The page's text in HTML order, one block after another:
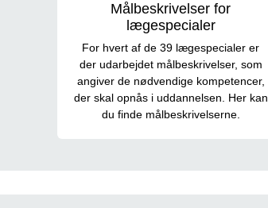
Målbeskrivelser for
lægespecialer
For hvert af de 39 lægespecialer er
der udarbejdet målbeskrivelser, som
angiver de nødvendige kompetencer,
der skal opnås i uddannelsen. Her kan
du finde målbeskrivelserne.